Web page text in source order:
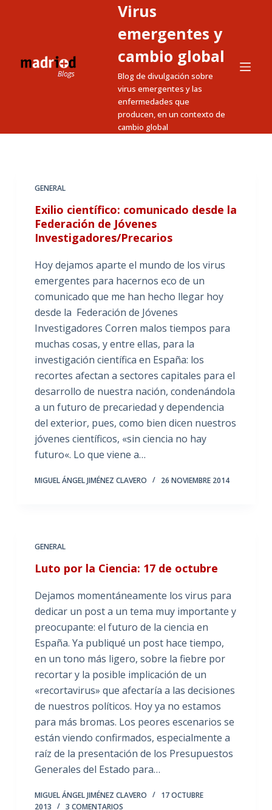
Virus
emergentes y
cambio global
Blog de divulgación sobre
virus emergentes y las
enfermedades que
producen, en un contexto de
cambio global
GENERAL
Exilio científico: comunicado desde la
Federación de Jóvenes
Investigadores/Precarios
Hoy dejamos aparte el mundo de los virus
emergentes para hacernos eco de un
comunicado que me han hecho llegar hoy
desde la Federación de Jóvenes
Investigadores Corren malos tiempos para
muchas cosas, y entre ellas, para la
investigación científica en España: los
recortes afectan a sectores capitales para el
desarrollo de nuestra nación, condenándola
a un futuro de precariedad y dependencia
del exterior, pues, como bien dicen nuestros
jóvenes científicos, «sin ciencia no hay
futuro«. Lo que viene a…
MIGUEL ÁNGEL JIMÉNEZ CLAVERO 26 NOVIEMBRE 2014
GENERAL
Luto por la Ciencia: 17 de octubre
Dejamos momentáneamente los virus para
dedicar un post a un tema muy importante y
preocupante: el futuro de la ciencia en
España. Ya publiqué un post hace tiempo,
en un tono más ligero, sobre la fiebre por
recortar y la posible implicación de un
«recortavirus» que afectaría a las decisiones
de nuestros políticos. Hoy ya no estamos
para más bromas. Los peores escenarios se
están viendo confirmados, especialmente a
raíz de la presentación de los Presupuestos
Generales del Estado para…
MIGUEL ÁNGEL JIMÉNEZ CLAVERO
17 OCTUBRE
2013
3 COMENTARIOS